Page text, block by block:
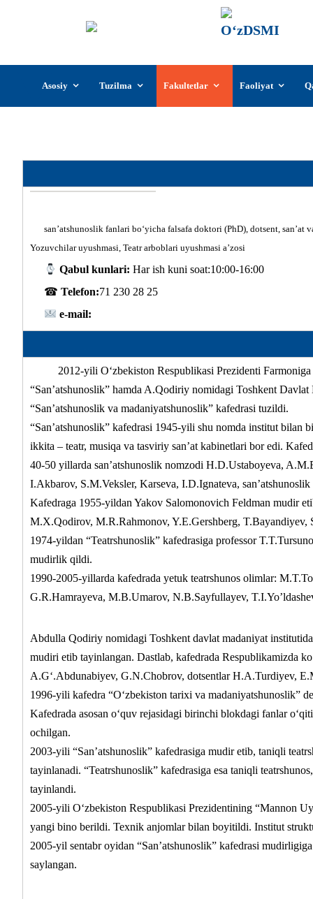
content
Asosiy Tuzilma Fakultetlar Faoliyat
san’atshunoslik fanlari bо‘yicha falsafa doktori (PhD), dotsent,
Yozuvchilar uyushmasi, Teatr arboblari uyushmasi a’zosi
Qabul kunlari: Har ish kuni soat:10:00-16:00
☎ Telefon:71 230 28 25
e-mail:
2012-yili O‘zbekiston Respublikasi Prezidenti
“San’atshunoslik” hamda A.Qodiriy nomidagi Toshkent
“San’atshunoslik va madaniyatshunoslik” kafedrasi tuzildi.
“San’atshunoslik” kafedrasi 1945-yili shu nomda institut bilan
ikkita – teatr, musiqa va tasviriy san’at kabinetlari bor edi.
40-50 yillarda san’atshunoslik nomzodi H.D.Ustaboyeva,
I.Akbarov, S.M.Veksler, Karseva, I.D.Ignateva,
Kafedraga 1955-yildan Yakov Salomonovich Feldman mudir
M.X.Qodirov, M.R.Rahmonov, Y.E.Gershberg,
1974-yildan “Teatrshunoslik” kafedrasiga professor
mudirlik qildi.
1990-2005-yillarda kafedrada yetuk teatrshunos olimlar:
G.R.Hamrayeva, M.B.Umarov, N.B.Sayfullayev,
Abdulla Qodiriy nomidagi Toshkent davlat madaniyat
mudiri etib tayinlangan. Dastlab, kafedrada Respublikamizda
A.G‘.Abdunabiyev, G.N.Chobrov, dotsentlar H.A.Turdiyev,
1996-yili kafedra “O‘zbekiston tarixi va madaniyatshunoslik”
Kafedrada asosan o‘quv rejasidagi birinchi blokdagi fanlar
ochilgan.
2003-yili “San’atshunoslik” kafedrasiga mudir etib, taniqli
tayinlanadi. “Teatrshunoslik” kafedrasiga esa taniqli
tayinlandi.
2005-yili O‘zbekiston Respublikasi Prezidentining “Mannon
yangi bino berildi. Texnik anjomlar bilan boyitildi. Institut
2005-yil sentabr oyidan “San’atshunoslik” kafedrasi
saylangan.